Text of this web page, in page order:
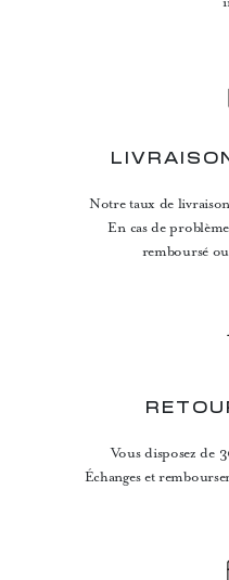
Notre taux de
En cas de
remboursé
Vous disposez de
Échanges et